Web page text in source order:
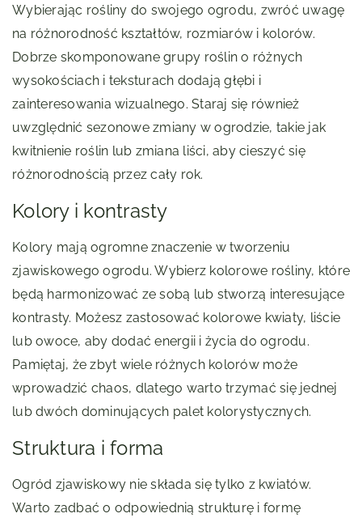
Wybierając rośliny do swojego ogrodu, zwróć uwagę
na różnorodność kształtów, rozmiarów i kolorów.
Dobrze skomponowane grupy roślin o różnych
wysokościach i teksturach dodają głębi i
zainteresowania wizualnego. Staraj się również
uwzględnić sezonowe zmiany w ogrodzie, takie jak
kwitnienie roślin lub zmiana liści, aby cieszyć się
różnorodnością przez cały rok.
Kolory i kontrasty
Kolory mają ogromne znaczenie w tworzeniu
zjawiskowego ogrodu. Wybierz kolorowe rośliny, które
będą harmonizować ze sobą lub stworzą interesujące
kontrasty. Możesz zastosować kolorowe kwiaty, liście
lub owoce, aby dodać energii i życia do ogrodu.
Pamiętaj, że zbyt wiele różnych kolorów może
wprowadzić chaos, dlatego warto trzymać się jednej
lub dwóch dominujących palet kolorystycznych.
Struktura i forma
Ogród zjawiskowy nie składa się tylko z kwiatów.
Warto zadbać o odpowiednią strukturę i formę